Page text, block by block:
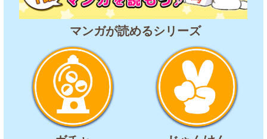
マンガが読めるシリーズ